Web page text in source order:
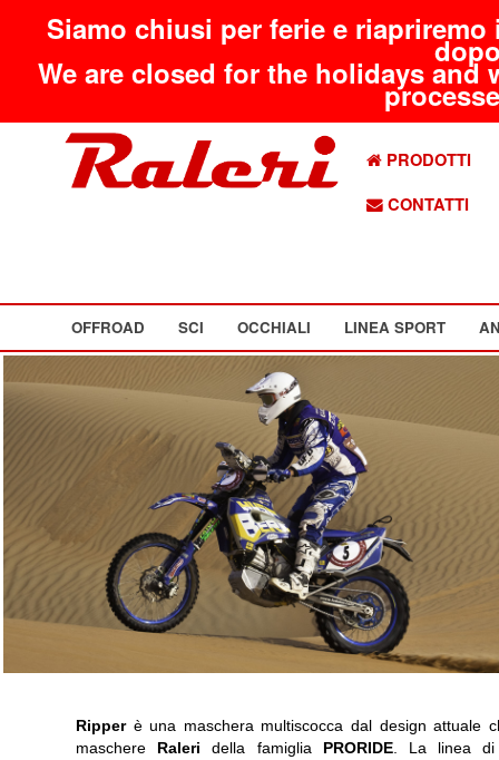
Siamo chiusi per ferie e
We are closed for the holidays
PRODOTTI
CONTATTI
OFFROAD SCI OCCHIALI LINEA SPORT
Ripper è una maschera multiscocca dal design attuale
maschere Raleri della famiglia PRORIDE. La linea